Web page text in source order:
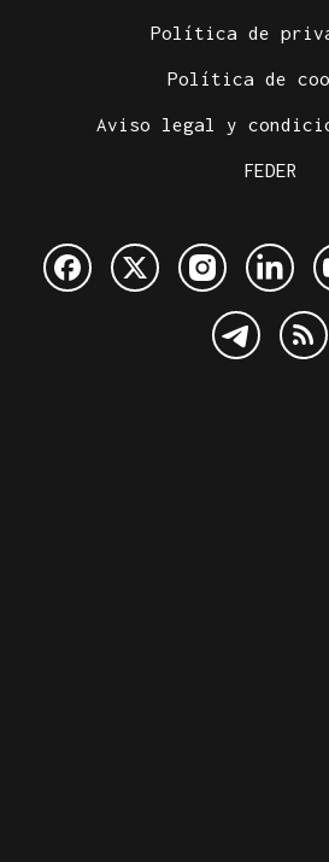
Política de
Política de
Aviso legal y
FEDER